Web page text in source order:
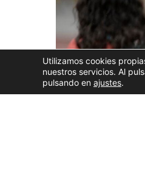
Utilizamos cookies
nuestros servicios. Al
pulsando en ajustes.